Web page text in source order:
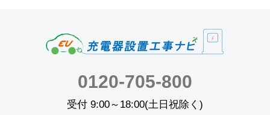
0120-705-800
受付 9:00～18:00(土日祝除く)